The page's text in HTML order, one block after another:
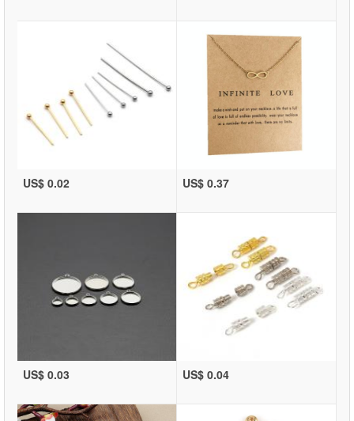
US$ 0.02 US$ 0.37
US$ 0.03 US$ 0.04